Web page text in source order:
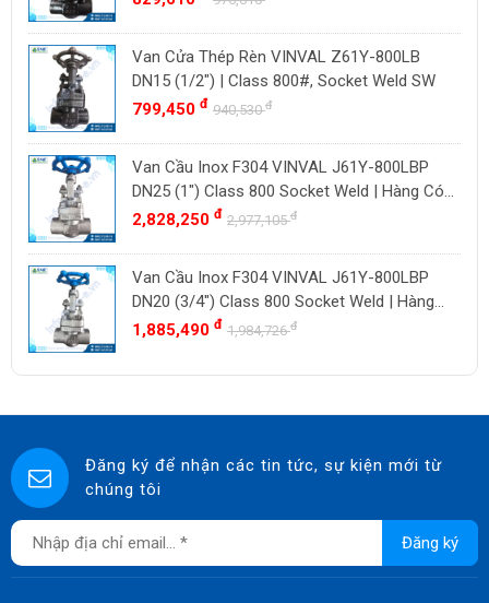
VENN
YOSHITAKE
KITZ
DK VALVE
TIGER
HD FIRE
ETM
TAMAKI
ASAHI
SWISSFLUID
KUNKLE
SINGAFLEX
DKM
JOKWANG
Van Cửa Thép Rèn VINVAL Z61Y-800LB
DN15 (1/2") | Class 800#, Socket Weld SW
799,450 đ 940,530đ
Van Cầu Inox F304 VINVAL J61Y-800LBP
DN25 (1") Class 800 Socket Weld | Hàng Có
Sẵn
2,828,250 đ 2,977,105đ
Van Cầu Inox F304 VINVAL J61Y-800LBP
DN20 (3/4") Class 800 Socket Weld | Hàng
Có Sẵn
1,885,490 đ 1,984,726đ
Đăng ký để nhận các tin tức, sự kiện mới từ
chúng tôi
Đăng ký